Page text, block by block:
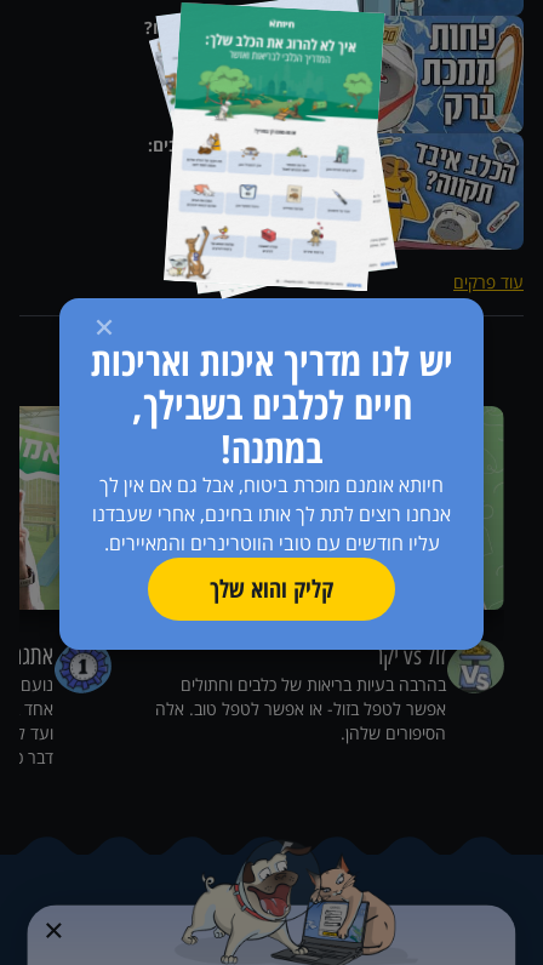
יש לנו מדריך איכות ואריכות
חיים לכלבים בשבילך,
במתנה!
חיותא אומנם מוכרת ביטוח, אבל גם אם אין לך
אנחנו רוצים לתת לך אותו בחינם, אחרי שעבדנו
עליו חודשים עם טובי הווטרינרים והמאיירים.
קליק והוא שלך
מה הסיכוי לזכות בלוטו?
פרק7
דלקת מפרקים בכלבים:
ממה להיזהר
פרק9
עוד פרקים
סדרות נוספות מבית
זול vs יקר
בהרבה בעיות בריאות של כלבים וחתולים
אפשר לטפל בזול- או אפשר לטפל טוב. אלה
הסיפורים שלהן.
נועם
אחד
ועד
דבר